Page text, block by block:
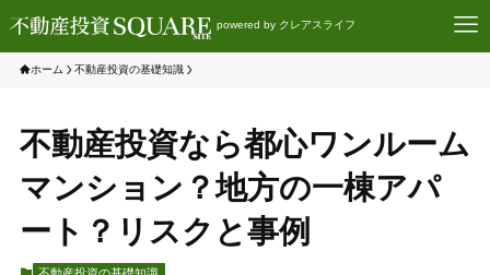
powered by クレアスライフ
ホーム 不動産投資の基礎知識
不動産投資なら都心ワンルーム
マンション？地方の一棟アパ
ート？リスクと事例